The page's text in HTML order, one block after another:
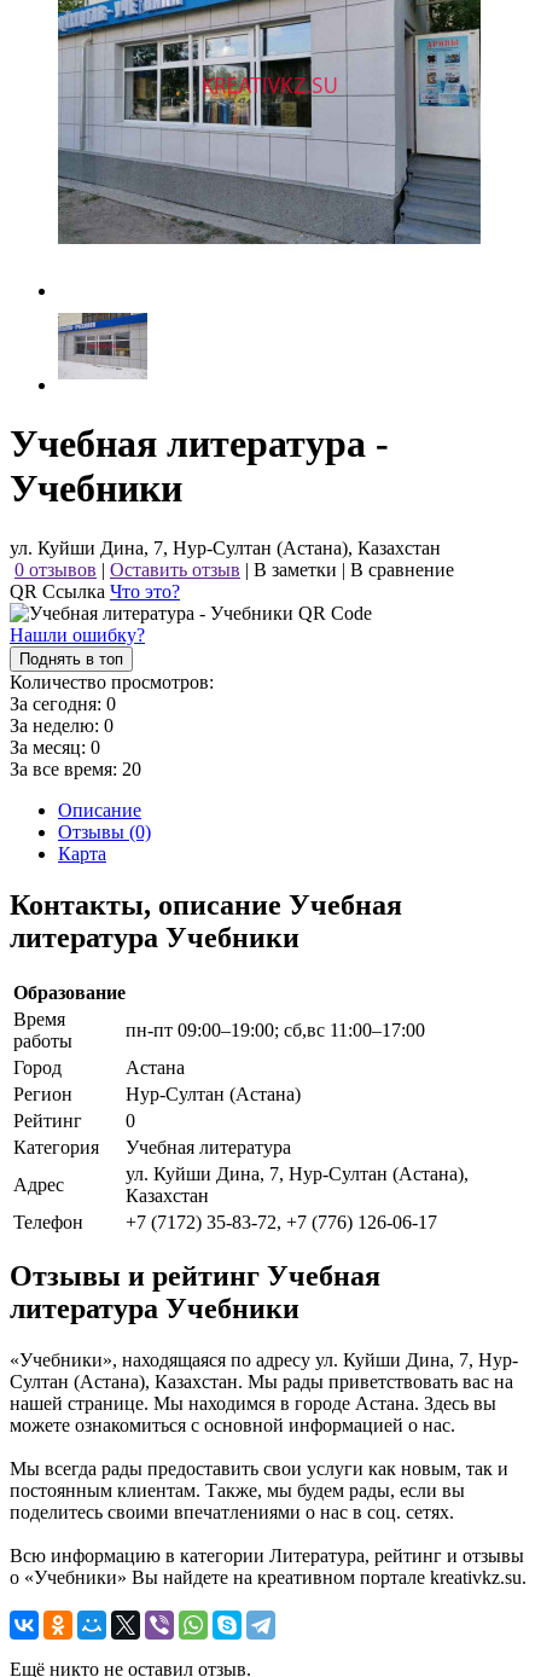
Учебная литература -
Учебники
ул. Куйши Дина, 7, Нур-Султан (Астана), Казахстан
0 отзывов | Оставить отзыв | В заметки | В сравнение
QR Ссылка Что это?
Нашли ошибку?
Поднять в топ
Количество просмотров:
За сегодня: 0
За неделю: 0
За месяц: 0
За все время: 20
Описание
Отзывы (0)
Карта
Контакты, описание Учебная
литература Учебники
Образование
Время
работы
пн-пт 09:00–19:00; сб,вс 11:00–17:00
Город
Астана
Регион
Нур-Султан (Астана)
Рейтинг
0
Категория
Учебная литература
Адрес
ул. Куйши Дина, 7, Нур-Султан (Астана),
Казахстан
Телефон
+7 (7172) 35-83-72, +7 (776) 126-06-17
Отзывы и рейтинг Учебная
литература Учебники
«Учебники», находящаяся по адресу ул. Куйши Дина, 7, Нур-
Султан (Астана), Казахстан. Мы рады приветствовать вас на
нашей странице. Мы находимся в городе Астана. Здесь вы
можете ознакомиться с основной информацией о нас.
Мы всегда рады предоставить свои услуги как новым, так и
постоянным клиентам. Также, мы будем рады, если вы
поделитесь своими впечатлениями о нас в соц. сетях.
Всю информацию в категории Литература, рейтинг и отзывы
о «Учебники» Вы найдете на креативном портале kreativkz.su.
Ещё никто не оставил отзыв.